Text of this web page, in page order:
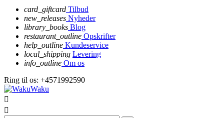
card_giftcard Tilbud
new_releases Nyheder
library_books Blog
restaurant_outline Opskrifter
help_outline Kundeservice
local_shipping Levering
info_outline Om os
Ring til os: +4571992590

